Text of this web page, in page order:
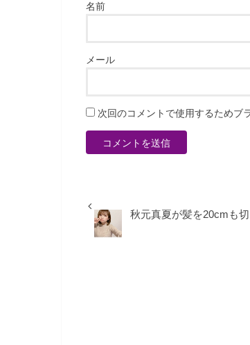
名前
メール
次回のコメントで使用するためブ
秋元真夏が髪を20cmも